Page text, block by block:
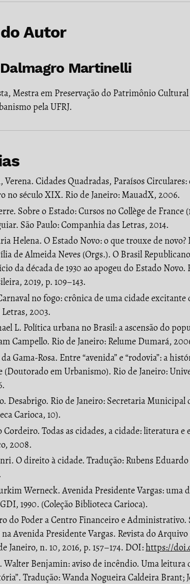
Autor
Martinelli
Mestra em Preservação do Patrimônio
pela UFRJ.
Verena. Cidades Quadradas, Paraísos
no século XIX. Rio de Janeiro: MauadX, 2006.
Sobre o Estado: Cursos no Collège de France
São Paulo: Companhia das Letras, 2014.
Helena. O Estado Novo: o que trouxe de novo?
de Almeida Neves (Orgs.). O Brasil
da década de 1930 ao apogeu do Estado Novo.
2019, p. 109–143.
no fogo: crônica de uma cidade excitante
2003.
L. Política urbana no Brasil: a ascensão do
Campello. Rio de Janeiro: Relume Dumará,
Gama-Rosa. Entre “avenida” e “rodovia”: a
(Doutorado em Urbanismo). Rio de Janeiro:
Desabrigo. Rio de Janeiro: Secretaria Municipal
Carioca, 10).
Cordeiro. Todas as cidades, a cidade: literatura
2008.
O direito à cidade. Tradução: Rubens Eduardo
Werneck. Avenida Presidente Vargas: uma
1990. (Coleção Biblioteca Carioca).
do Poder a Centro Financeiro e Administrativo.
Avenida Presidente Vargas. Revista do
Janeiro, n. 10, 2016, p. 157–174. DOI:https://
Walter Benjamin: aviso de incêndio. Uma leitura
Tradução: Wanda Nogueira Caldeira Brant;